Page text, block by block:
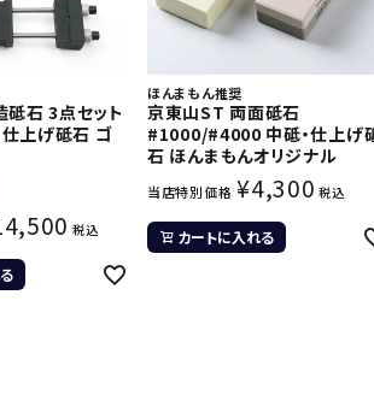
石 3点セット
上げ砥石 ゴ
税込
ほんまもん推奨
京東山ST 両面砥石
#1000/#4000 中砥・仕上げ
石 ほんまもんオリジナル
当店特別価格 ¥4,300 税込
カートに入れる